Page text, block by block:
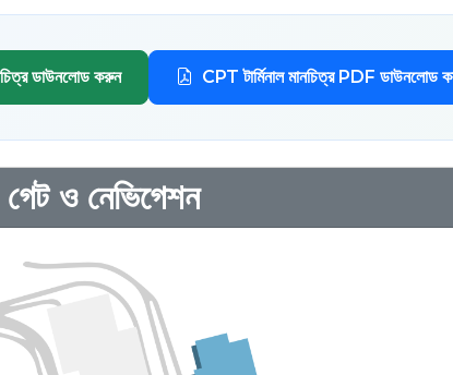
ডাউনলোড করুন CPT টার্মিনাল মানচিত্র PDF ডাউনলোড
গেট ও নেভিগেশন